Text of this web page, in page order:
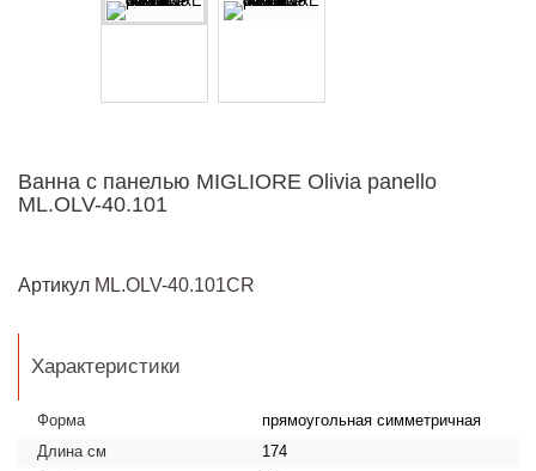
Ванна с панелью MIGLIORE Olivia panello
ML.OLV-40.101
Артикул ML.OLV-40.101CR
Характеристики
Форма
прямоугольная симметричная
Длина см
174